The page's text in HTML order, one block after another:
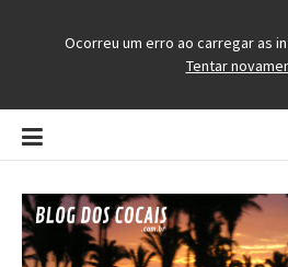
Pular
para
conteúdo